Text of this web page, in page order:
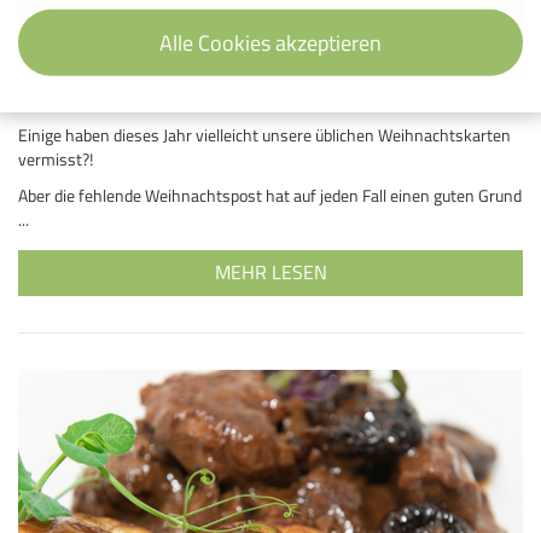
Spende statt Weihnachtspost
Einige haben dieses Jahr vielleicht unsere üblichen Weihnachtskarten
vermisst?!
Aber die fehlende Weihnachtspost hat auf jeden Fall einen guten Grund
...
MEHR LESEN
Alle Cookies akzeptieren